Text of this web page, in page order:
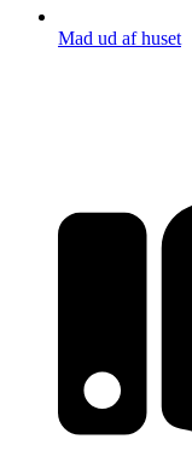
Mad ud af huset